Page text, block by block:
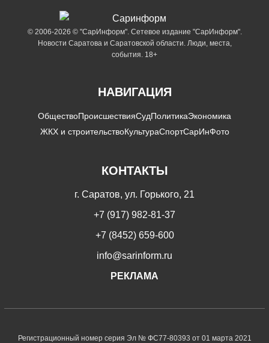
© 2006-2026 © "СарИнформ". Сетевое издание "СарИнформ".
Новости Саратова и Саратовской области. Люди, места,
события. 18+
НАВИГАЦИЯ
ОбществоПроисшествияСудПолитикаЭкономика
ЖКХ и строительствоКультураСпортСарИнФото
КОНТАКТЫ
г. Саратов, ул. Горького, 21
+7 (917) 982-81-37
+7 (8452) 659-600
info@sarinform.ru
РЕКЛАМА
Регистрационный номер серия Эл № ФС77-80393 от 01 марта 2021